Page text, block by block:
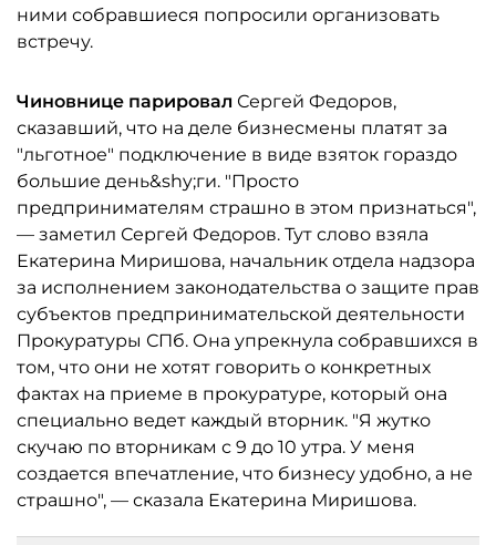
ними собравшиеся попросили организовать
встречу.
Чиновнице парировал Сергей Федоров,
сказавший, что на деле бизнесмены платят за
"льготное" подключение в виде взяток гораздо
большие день&shy;ги. "Просто
предпринимателям страшно в этом признаться",
— заметил Сергей Федоров. Тут слово взяла
Екатерина Миришова, начальник отдела надзора
за исполнением законодательства о защите прав
субъектов предпринимательской деятельности
Прокуратуры СПб. Она упрекнула собравшихся в
том, что они не хотят говорить о конкретных
фактах на приеме в прокуратуре, который она
специально ведет каждый вторник. "Я жутко
скучаю по вторникам с 9 до 10 утра. У меня
создается впечатление, что бизнесу удобно, а не
страшно", — сказала Екатерина Миришова.